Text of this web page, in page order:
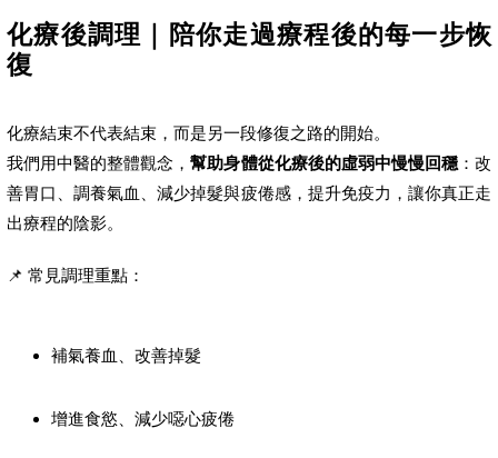
化療後調理｜陪你走過療程後的每一步恢
復
化療結束不代表結束，而是另一段修復之路的開始。
我們用中醫的整體觀念，幫助身體從化療後的虛弱中慢慢回穩：改
善胃口、調養氣血、減少掉髮與疲倦感，提升免疫力，讓你真正走
出療程的陰影。
📌 常見調理重點：
補氣養血、改善掉髮
增進食慾、減少噁心疲倦